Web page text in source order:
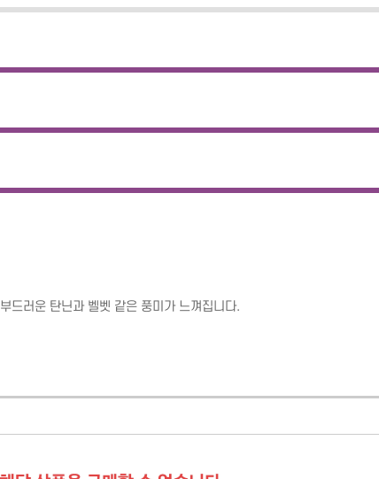
드러운 탄닌과 벨벳 같은 풍미가 느껴집니다.